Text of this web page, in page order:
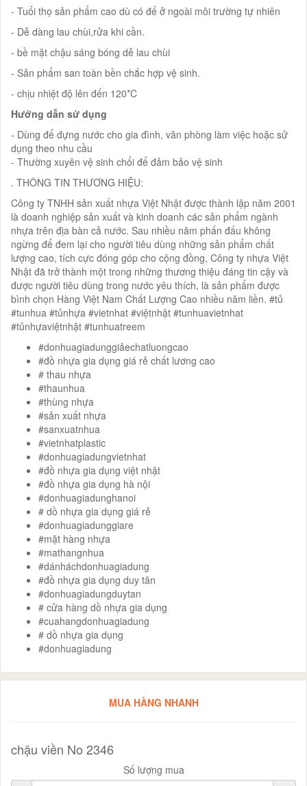
- Tuổi thọ sản phẩm cao dù có để ở ngoài môi trường tự nhiên
- Dễ dàng lau chùi,rửa khi cần.
- bề mặt chậu sáng bóng dễ lau chùi
- Sản phẩm san toàn bền chắc hợp vệ sinh.
- chịu nhiệt độ lên đến 120*C
Hướng dẫn sử dụng
- Dùng để đựng nước cho gia đình, văn phòng làm việc hoặc sử
dụng theo nhu cầu
- Thường xuyên vệ sinh chổi để đảm bảo vệ sinh
. THÔNG TIN THƯƠNG HIỆU:
Công ty TNHH sản xuất nhựa Việt Nhật được thành lập năm 2001
là doanh nghiệp sản xuất và kinh doanh các sản phẩm ngành
nhựa trên địa bàn cả nước. Sau nhiều năm phấn đấu không
ngừng để đem lại cho người tiêu dùng những sản phẩm chất
lượng cao, tích cực đóng góp cho cộng đồng, Công ty nhựa Việt
Nhật đã trở thành một trong những thương thiệu đáng tin cậy và
được người tiêu dùng trong nước yêu thích, là sản phẩm được
bình chọn Hàng Việt Nam Chất Lượng Cao nhiều năm liền. #tủ
#tunhua #tủnhựa #vietnhat #việtnhật #tunhuavietnhat
#tủnhựaviệtnhật #tunhuatreem
#donhuagiadunggiảechatluongcao
#đồ nhựa gia dụng giá rẻ chất lương cao
# thau nhựa
#thaunhua
#thùng nhựa
#sản xuất nhựa
#sanxuatnhua
#vietnhatplastic
#donhuagiadungvietnhat
#đồ nhựa gia dụng việt nhật
#đồ nhựa gia dụng hà nội
#donhuagiadunghanoi
# dồ nhựa gia dụng giá rẻ
#donhuagiadunggiare
#mặt hàng nhựa
#mathangnhua
#dánháchdonhuagiadung
#đồ nhựa gia dụng duy tân
#donhuagiadungduytan
# cửa hàng dồ nhựa gia dụng
#cuahangdonhuagiadung
# dồ nhựa gia dụng
#donhuagiadung
MUA HÀNG NHANH
chậu viền No 2346
Số lượng mua